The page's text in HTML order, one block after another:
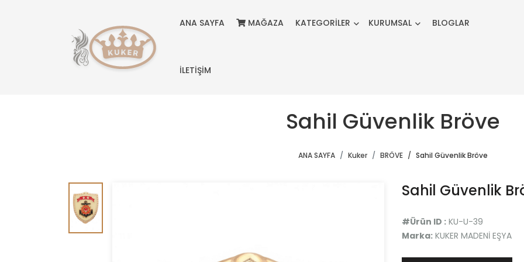
ANA SAYFA MAĞAZA KATEGORİLER KURUMSAL BLOGLAR
İLETİŞİM
Sahil Güvenlik Bröve
ANA SAYFA Kuker BRÖVE Sahil Güvenlik Bröve
Sahil Güvenlik
#Ürün ID : KU-U-39
Marka: KUKER MADENİ EŞYA